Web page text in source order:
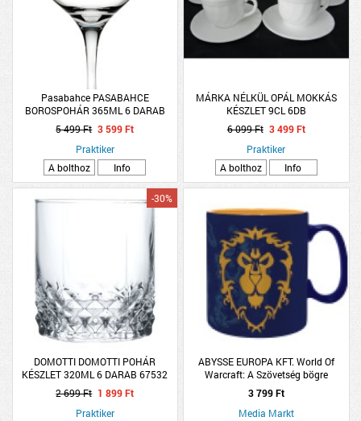
Pasabahce PASABAHCE
BOROSPOHÁR 365ML 6 DARAB
AMBER
5 499 Ft 3 599 Ft
Praktiker
A bolthoz
Info
MÁRKA NÉLKÜL OPÁL MOKKÁS
KÉSZLET 9CL 6DB
6 099 Ft 3 499 Ft
Praktiker
A bolthoz
Info
DOMOTTI DOMOTTI POHÁR
KÉSZLET 320ML 6 DARAB 67532
DOMOTTI DELIGHT DIAMOND
-30%
2 699 Ft 1 899 Ft
Praktiker
ABYSSE EUROPA KFT. World Of
Warcraft: A Szövetség bögre
(Kiegészítők/Relikviák)
3 799 Ft
Media Markt